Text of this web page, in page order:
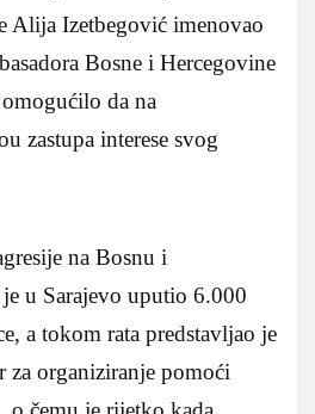
Alija Izetbegović imenovao
Bosne i Hercegovine
da na
zastupa interese svog
na Bosnu i
u Sarajevo uputio 6.000
a tokom rata predstavljao je
za organiziranje pomoći